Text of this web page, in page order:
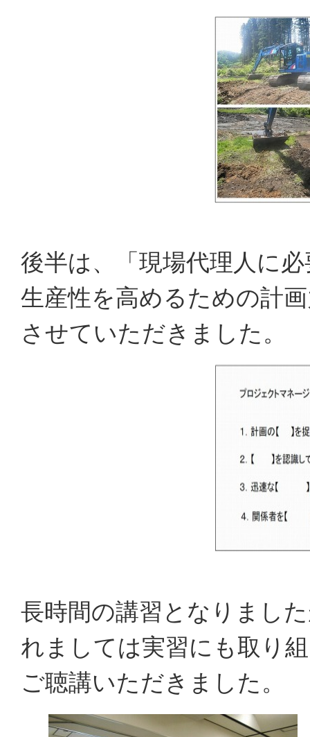
後半は、「現場代理人に
生産性を高めるための計
させていただきました。
長時間の講習となりまし
れましては実習にも取り
ご聴講いただきました。